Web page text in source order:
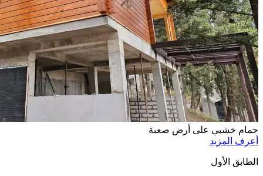
حمام خشبي على أرض صعبة
أعرف المزيد
الطابق الأول